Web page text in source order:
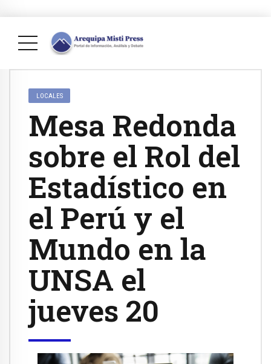
LOCALES
Mesa Redonda
sobre el Rol del
Estadístico en
el Perú y el
Mundo en la
UNSA el
jueves 20